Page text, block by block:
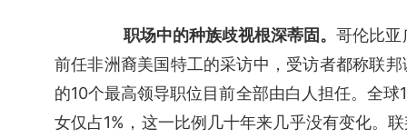
职场中的种族歧视根深蒂固。哥伦比
前任非洲裔美国特工的采访中，受访者都称联
的10个最高领导职位目前全部由白人担任。全
女仅占1%，这一比例几十年来几乎没有变化。